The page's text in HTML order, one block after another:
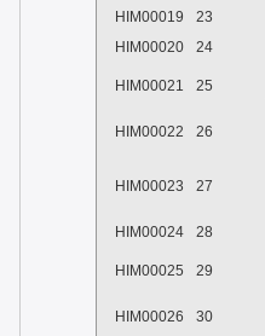
HIM00019
23
HIM00020
24
HIM00021 25
HIM00022 26
HIM00023 27
HIM00024
28
HIM00025 29
HIM00026 30